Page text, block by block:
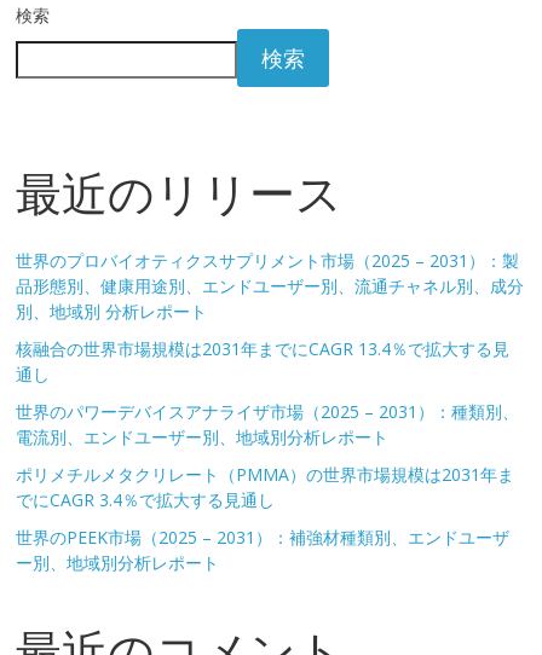
検索
検索
最近のリリース
世界のプロバイオティクスサプリメント市場（2025 – 2031）：製
品形態別、健康用途別、エンドユーザー別、流通チャネル別、成分
別、地域別 分析レポート
核融合の世界市場規模は2031年までにCAGR 13.4％で拡大する見
通し
世界のパワーデバイスアナライザ市場（2025 – 2031）：種類別、
電流別、エンドユーザー別、地域別分析レポート
ポリメチルメタクリレート（PMMA）の世界市場規模は2031年ま
でにCAGR 3.4％で拡大する見通し
世界のPEEK市場（2025 – 2031）：補強材種類別、エンドユーザ
ー別、地域別分析レポート